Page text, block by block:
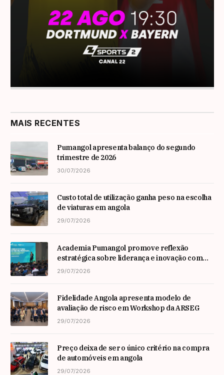
MAIS RECENTES
Pumangol apresenta balanço do segundo
trimestre de 2026
30/07/2026
Custo total de utilização ganha peso na escolha
de viaturas em angola
29/07/2026
Academia Pumangol promove reflexão
estratégica sobre liderança e inovação com
especialista internacional Nadim Habib
29/07/2026
Fidelidade Angola apresenta modelo de
avaliação de risco em Workshop da ARSEG
29/07/2026
Preço deixa de ser o único critério na compra
de automóveis em angola
29/07/2026